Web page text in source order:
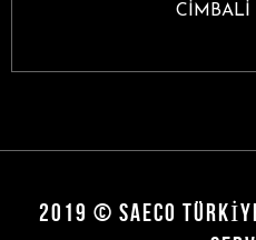
CİMBALİ
2019 © SAECO